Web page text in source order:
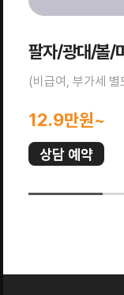
팔자/광대/볼/
(비급여, 부가세 별
12.9만원~
상담 예약